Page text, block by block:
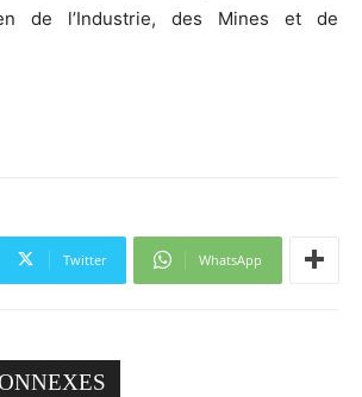
de l’Industrie, des Mines et de
Twitter WhatsApp